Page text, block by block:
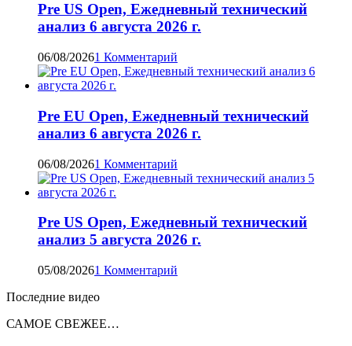
Pre US Open, Ежедневный технический
анализ 6 августа 2026 г.
06/08/20261 Комментарий
Pre EU Open, Ежедневный технический
анализ 6 августа 2026 г.
06/08/20261 Комментарий
Pre US Open, Ежедневный технический
анализ 5 августа 2026 г.
05/08/20261 Комментарий
Последние видео
САМОЕ СВЕЖЕЕ…